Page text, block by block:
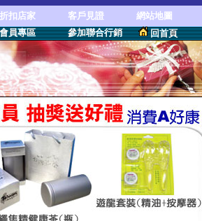
折扣店家 客戶見證 網站地圖
會員專區 參加聯合行銷 回首頁